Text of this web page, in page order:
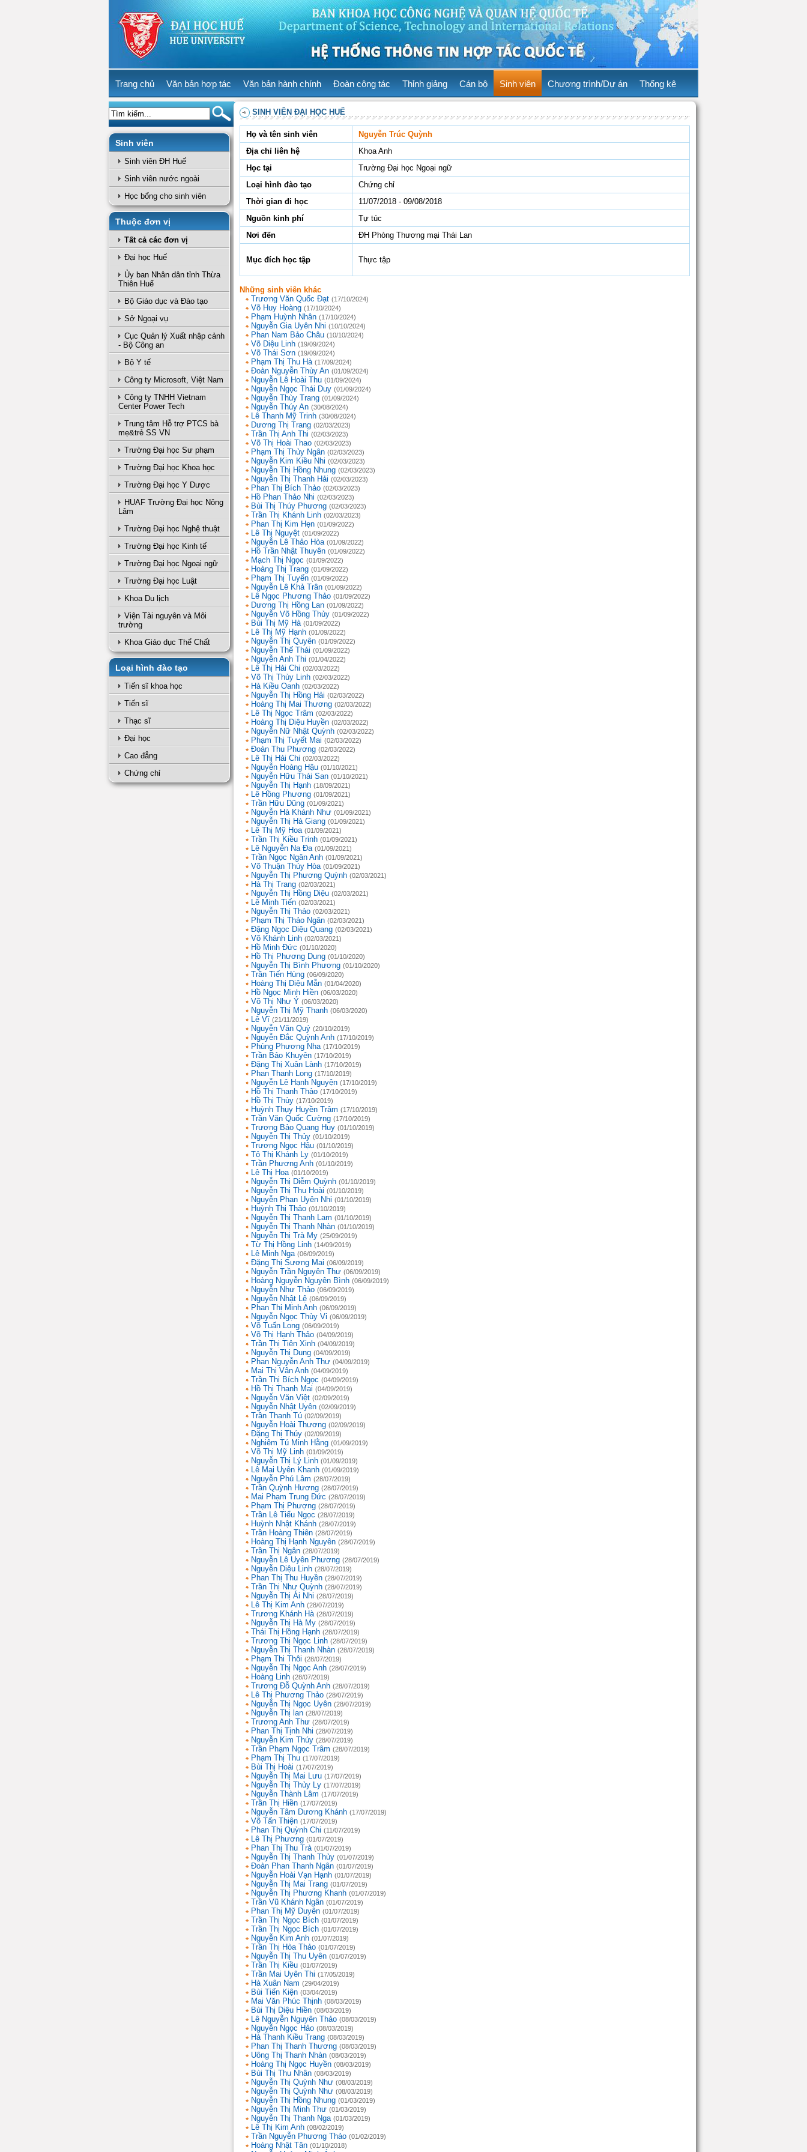
Trang chủ Văn bản hợp tác Văn bản hành chính Đoàn công tác Thỉnh giảng Cán bộ Sinh viên Chương trình/Dự án Thống kê
Sinh viên
Sinh viên ĐH Huế
Sinh viên nước ngoài
Học bổng cho sinh viên
Thuộc đơn vị
Tất cả các đơn vị
Đại học Huế
Ủy ban Nhân dân tỉnh Thừa
Thiên Huế
Bộ Giáo dục và Đào tạo
Sở Ngoại vụ
Cục Quản lý Xuất nhập cảnh
- Bộ Công an
Bộ Y tế
Công ty Microsoft, Việt Nam
Công ty TNHH Vietnam
Center Power Tech
Trung tâm Hỗ trợ PTCS bà
mẹ&trẻ SS VN
Trường Đại học Sư phạm
Trường Đại học Khoa học
Trường Đại học Y Dược
HUAF Trường Đại học Nông
Lâm
Trường Đại học Nghệ thuật
Trường Đại học Kinh tế
Trường Đại học Ngoại ngữ
Trường Đại học Luật
Khoa Du lịch
Viện Tài nguyên và Môi
trường
Khoa Giáo dục Thể Chất
Loại hình đào tạo
Tiến sĩ khoa học
Tiến sĩ
Thạc sĩ
Đại học
Cao đẳng
Chứng chỉ
SINH VIÊN ĐẠI HỌC HUẾ
Họ và tên sinh viên
Nguyễn Trúc Quỳnh
Địa chỉ liên hệ
Khoa Anh
Học tại
Trường Đại học Ngoại ngữ
Loại hình đào tạo
Chứng chỉ
Thời gian đi học
11/07/2018 - 09/08/2018
Nguồn kinh phí
Tự túc
Nơi đến
ĐH Phòng Thương mại Thái Lan
Mục đích học tập Thực tập
Những sinh viên khác
Trương Văn Quốc Đạt (17/10/2024)
Võ Huy Hoàng (17/10/2024)
Phạm Huỳnh Nhân (17/10/2024)
Nguyễn Gia Uyên Nhi (10/10/2024)
Phan Nam Bảo Châu (10/10/2024)
Võ Diệu Linh (19/09/2024)
Võ Thái Sơn (19/09/2024)
Phạm Thị Thu Hà (17/09/2024)
Đoàn Nguyễn Thùy An (01/09/2024)
Nguyễn Lê Hoài Thu (01/09/2024)
Nguyễn Ngọc Thái Duy (01/09/2024)
Nguyễn Thùy Trang (01/09/2024)
Nguyễn Thúy An (30/08/2024)
Lê Thanh Mỹ Trinh (30/08/2024)
Dương Thị Trang (02/03/2023)
Trần Thị Anh Thi (02/03/2023)
Võ Thị Hoài Thao (02/03/2023)
Phạm Thị Thủy Ngân (02/03/2023)
Nguyễn Kim Kiều Nhi (02/03/2023)
Nguyễn Thị Hồng Nhung (02/03/2023)
Nguyễn Thị Thanh Hải (02/03/2023)
Phan Thị Bích Thảo (02/03/2023)
Hồ Phan Thảo Nhi (02/03/2023)
Bùi Thị Thúy Phương (02/03/2023)
Trần Thị Khánh Linh (02/03/2023)
Phan Thị Kim Hẹn (01/09/2022)
Lê Thị Nguyệt (01/09/2022)
Nguyễn Lê Thảo Hòa (01/09/2022)
Hồ Trần Nhật Thuyên (01/09/2022)
Mạch Thị Ngọc (01/09/2022)
Hoàng Thị Trang (01/09/2022)
Phạm Thị Tuyến (01/09/2022)
Nguyễn Lê Khả Trân (01/09/2022)
Lê Ngọc Phương Thảo (01/09/2022)
Dương Thị Hồng Lan (01/09/2022)
Nguyễn Võ Hồng Thủy (01/09/2022)
Bùi Thị Mỹ Hà (01/09/2022)
Lê Thị Mỹ Hạnh (01/09/2022)
Nguyễn Thị Quyên (01/09/2022)
Nguyễn Thế Thái (01/09/2022)
Nguyễn Anh Thi (01/04/2022)
Lê Thị Hải Chi (02/03/2022)
Võ Thị Thùy Linh (02/03/2022)
Hà Kiều Oanh (02/03/2022)
Nguyễn Thị Hồng Hải (02/03/2022)
Hoàng Thị Mai Thương (02/03/2022)
Lê Thị Ngọc Trâm (02/03/2022)
Hoàng Thị Diệu Huyền (02/03/2022)
Nguyễn Nữ Nhật Quỳnh (02/03/2022)
Phạm Thị Tuyết Mai (02/03/2022)
Đoàn Thu Phương (02/03/2022)
Lê Thị Hải Chi (02/03/2022)
Nguyễn Hoàng Hậu (01/10/2021)
Nguyễn Hữu Thái San (01/10/2021)
Nguyễn Thị Hạnh (18/09/2021)
Lê Hồng Phương (01/09/2021)
Trần Hữu Dũng (01/09/2021)
Nguyễn Hà Khánh Như (01/09/2021)
Nguyễn Thị Hà Giang (01/09/2021)
Lê Thị Mỹ Hoa (01/09/2021)
Trần Thị Kiều Trinh (01/09/2021)
Lê Nguyễn Na Đa (01/09/2021)
Trần Ngọc Ngân Anh (01/09/2021)
Võ Thuận Thúy Hòa (01/09/2021)
Nguyễn Thị Phương Quỳnh (02/03/2021)
Hà Thị Trang (02/03/2021)
Nguyễn Thị Hồng Diệu (02/03/2021)
Lê Minh Tiến (02/03/2021)
Nguyễn Thị Thảo (02/03/2021)
Phạm Thị Thảo Ngân (02/03/2021)
Đặng Ngọc Diệu Quang (02/03/2021)
Võ Khánh Linh (02/03/2021)
Hồ Minh Đức (01/10/2020)
Hồ Thị Phương Dung (01/10/2020)
Nguyễn Thị Bình Phương (01/10/2020)
Trần Tiến Hùng (06/09/2020)
Hoàng Thị Diệu Mẫn (01/04/2020)
Hồ Ngọc Minh Hiền (06/03/2020)
Võ Thị Như Ý (06/03/2020)
Nguyễn Thị Mỹ Thanh (06/03/2020)
Lê Vĩ (21/11/2019)
Nguyễn Văn Quý (20/10/2019)
Nguyễn Đắc Quỳnh Anh (17/10/2019)
Phùng Phương Nha (17/10/2019)
Trần Bảo Khuyên (17/10/2019)
Đặng Thị Xuân Lành (17/10/2019)
Phan Thanh Long (17/10/2019)
Nguyễn Lê Hạnh Nguyện (17/10/2019)
Hồ Thị Thanh Thảo (17/10/2019)
Hồ Thị Thùy (17/10/2019)
Huỳnh Thụy Huyền Trâm (17/10/2019)
Trần Văn Quốc Cường (17/10/2019)
Trương Bảo Quang Huy (01/10/2019)
Nguyễn Thị Thủy (01/10/2019)
Trương Ngọc Hậu (01/10/2019)
Tô Thị Khánh Ly (01/10/2019)
Trần Phương Anh (01/10/2019)
Lê Thị Hoa (01/10/2019)
Nguyễn Thị Diễm Quỳnh (01/10/2019)
Nguyễn Thị Thu Hoài (01/10/2019)
Nguyễn Phan Uyên Nhi (01/10/2019)
Huỳnh Thị Thảo (01/10/2019)
Nguyễn Thị Thanh Lam (01/10/2019)
Nguyễn Thị Thanh Nhàn (01/10/2019)
Nguyễn Thị Trà My (25/09/2019)
Từ Thị Hồng Linh (14/09/2019)
Lê Minh Nga (06/09/2019)
Đặng Thị Sương Mai (06/09/2019)
Nguyễn Trần Nguyên Thư (06/09/2019)
Hoàng Nguyễn Nguyên Bình (06/09/2019)
Nguyễn Như Thảo (06/09/2019)
Nguyễn Nhật Lệ (06/09/2019)
Phan Thị Minh Anh (06/09/2019)
Nguyễn Ngọc Thùy Vi (06/09/2019)
Võ Tuấn Long (06/09/2019)
Võ Thị Hạnh Thảo (04/09/2019)
Trần Thị Tiên Xinh (04/09/2019)
Nguyễn Thị Dung (04/09/2019)
Phan Nguyễn Anh Thư (04/09/2019)
Mai Thị Vân Anh (04/09/2019)
Trần Thị Bích Ngọc (04/09/2019)
Hồ Thị Thanh Mai (04/09/2019)
Nguyễn Văn Việt (02/09/2019)
Nguyễn Nhật Uyên (02/09/2019)
Trần Thanh Tú (02/09/2019)
Nguyễn Hoài Thương (02/09/2019)
Đặng Thị Thúy (02/09/2019)
Nghiêm Tú Minh Hằng (01/09/2019)
Võ Thị Mỹ Linh (01/09/2019)
Nguyễn Thị Lý Linh (01/09/2019)
Lê Mai Uyên Khanh (01/09/2019)
Nguyễn Phú Lâm (28/07/2019)
Trần Quỳnh Hương (28/07/2019)
Mai Phạm Trung Đức (28/07/2019)
Phạm Thị Phượng (28/07/2019)
Trần Lê Tiểu Ngọc (28/07/2019)
Huỳnh Nhật Khánh (28/07/2019)
Trần Hoàng Thiên (28/07/2019)
Hoàng Thị Hạnh Nguyên (28/07/2019)
Trần Thị Ngân (28/07/2019)
Nguyễn Lê Uyên Phương (28/07/2019)
Nguyễn Diệu Linh (28/07/2019)
Phan Thị Thu Huyền (28/07/2019)
Trần Thị Như Quỳnh (28/07/2019)
Nguyễn Thị Ái Nhi (28/07/2019)
Lê Thị Kim Anh (28/07/2019)
Trương Khánh Hà (28/07/2019)
Nguyễn Thị Hà My (28/07/2019)
Thái Thị Hồng Hạnh (28/07/2019)
Trương Thị Ngọc Linh (28/07/2019)
Nguyễn Thị Thanh Nhàn (28/07/2019)
Phạm Thi Thôi (28/07/2019)
Nguyễn Thị Ngọc Anh (28/07/2019)
Hoàng Linh (28/07/2019)
Trương Đỗ Quỳnh Anh (28/07/2019)
Lê Thị Phương Thảo (28/07/2019)
Nguyễn Thị Ngọc Uyên (28/07/2019)
Nguyễn Thị lan (28/07/2019)
Trương Anh Thư (28/07/2019)
Phan Thị Tịnh Nhi (28/07/2019)
Nguyễn Kim Thúy (28/07/2019)
Trần Phạm Ngọc Trâm (28/07/2019)
Phạm Thị Thu (17/07/2019)
Bùi Thị Hoài (17/07/2019)
Nguyễn Thị Mai Lưu (17/07/2019)
Nguyễn Thị Thủy Ly (17/07/2019)
Nguyễn Thành Lâm (17/07/2019)
Trần Thị Hiền (17/07/2019)
Nguyễn Tâm Dương Khánh (17/07/2019)
Võ Tấn Thiện (17/07/2019)
Phan Thị Quỳnh Chi (11/07/2019)
Lê Thị Phương (01/07/2019)
Phan Thị Thu Trà (01/07/2019)
Nguyễn Thị Thanh Thủy (01/07/2019)
Đoàn Phan Thanh Ngân (01/07/2019)
Nguyễn Hoài Vạn Hạnh (01/07/2019)
Nguyễn Thị Mai Trang (01/07/2019)
Nguyễn Thị Phương Khanh (01/07/2019)
Trần Vũ Khánh Ngân (01/07/2019)
Phan Thị Mỹ Duyên (01/07/2019)
Trần Thị Ngọc Bích (01/07/2019)
Trần Thị Ngọc Bích (01/07/2019)
Nguyễn Kim Anh (01/07/2019)
Trần Thị Hòa Thảo (01/07/2019)
Nguyễn Thị Thu Uyên (01/07/2019)
Trần Thị Kiều (01/07/2019)
Trần Mai Uyên Thi (17/05/2019)
Hà Xuân Nam (29/04/2019)
Bùi Tiến Kiện (03/04/2019)
Mai Văn Phúc Thịnh (08/03/2019)
Bùi Thị Diệu Hiền (08/03/2019)
Lê Nguyễn Nguyên Thảo (08/03/2019)
Nguyễn Ngọc Hảo (08/03/2019)
Hà Thanh Kiều Trang (08/03/2019)
Phan Thị Thanh Thương (08/03/2019)
Uông Thị Thanh Nhàn (08/03/2019)
Hoàng Thị Ngọc Huyền (08/03/2019)
Bùi Thị Thu Nhân (08/03/2019)
Nguyễn Thị Quỳnh Như (08/03/2019)
Nguyễn Thị Quỳnh Như (08/03/2019)
Nguyễn Thị Hồng Nhung (01/03/2019)
Nguyễn Thị Minh Thư (01/03/2019)
Nguyễn Thị Thanh Nga (01/03/2019)
Lê Thị Kim Anh (08/02/2019)
Trần Nguyễn Phương Thảo (01/02/2019)
Hoàng Nhật Tân (01/10/2018)